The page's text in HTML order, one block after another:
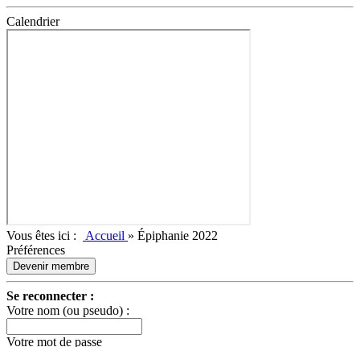
Calendrier
Vous êtes ici : Accueil » Épiphanie 2022
Préférences
Devenir membre
Se reconnecter :
Votre nom (ou pseudo) :
Votre mot de passe